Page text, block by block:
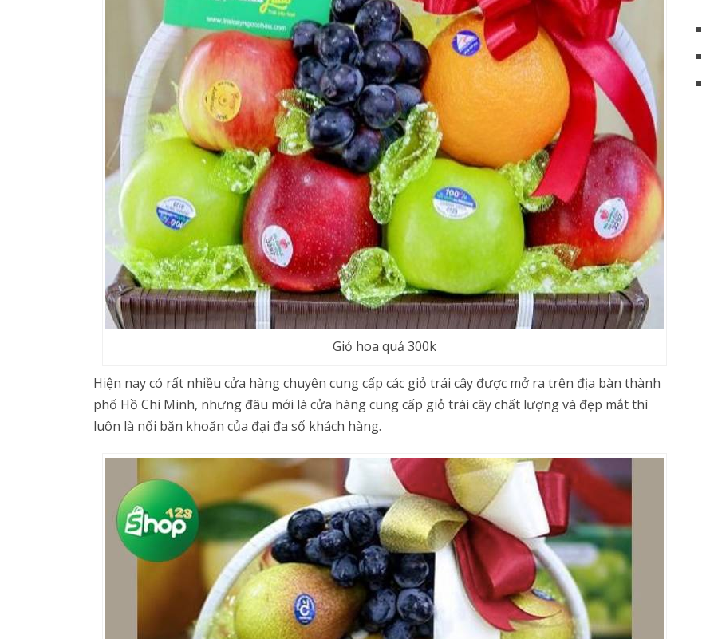
Giỏ hoa quả 300k
Hiện nay có rất nhiều cửa hàng chuyên cung cấp các giỏ trái cây được mở ra trên địa bàn thành
phố Hồ Chí Minh, nhưng đâu mới là cửa hàng cung cấp giỏ trái cây chất lượng và đẹp mắt thì
luôn là nổi băn khoăn của đại đa số khách hàng.